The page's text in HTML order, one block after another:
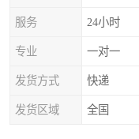
服务 24小时
专业 一对一
发货方式 快递
发货区域 全国